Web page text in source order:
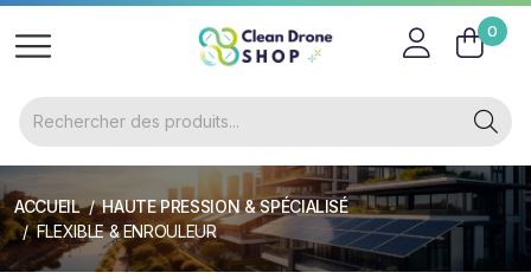
0
ACCUEIL
HAUTE PRESSION & SPÉCIALISÉ
FLEXIBLE & ENROULEUR